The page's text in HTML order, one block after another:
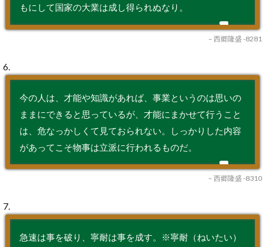
もにして国家の大業は成し得られぬなり。
– 西郷隆盛 -8281
6.
今の人は、才能や知識があれば、事業というのは思いの
ままにできると思っているが、才能にまかせて行うこと
は、危なっかしくて見ておられない。しっかりした内容
があってこそ物事は立派に行われるものだ。
– 西郷隆盛 -8310
7.
急速は事を破り、寧耐は事を成す。※寧耐（ねいたい）